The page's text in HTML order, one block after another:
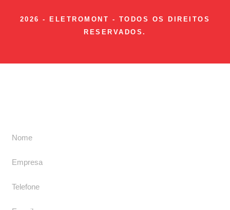
2026 - ELETROMONT - TODOS OS DIREITOS
RESERVADOS.